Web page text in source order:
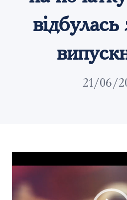
відбулась
21/06/